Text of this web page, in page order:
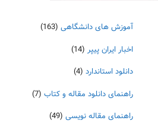
آموزش های دانشگاهی (163)
اخبار ایران پیپر (14)
دانلود استاندارد (4)
راهنمای دانلود مقاله و کتاب (7)
راهنمای مقاله نویسی (49)